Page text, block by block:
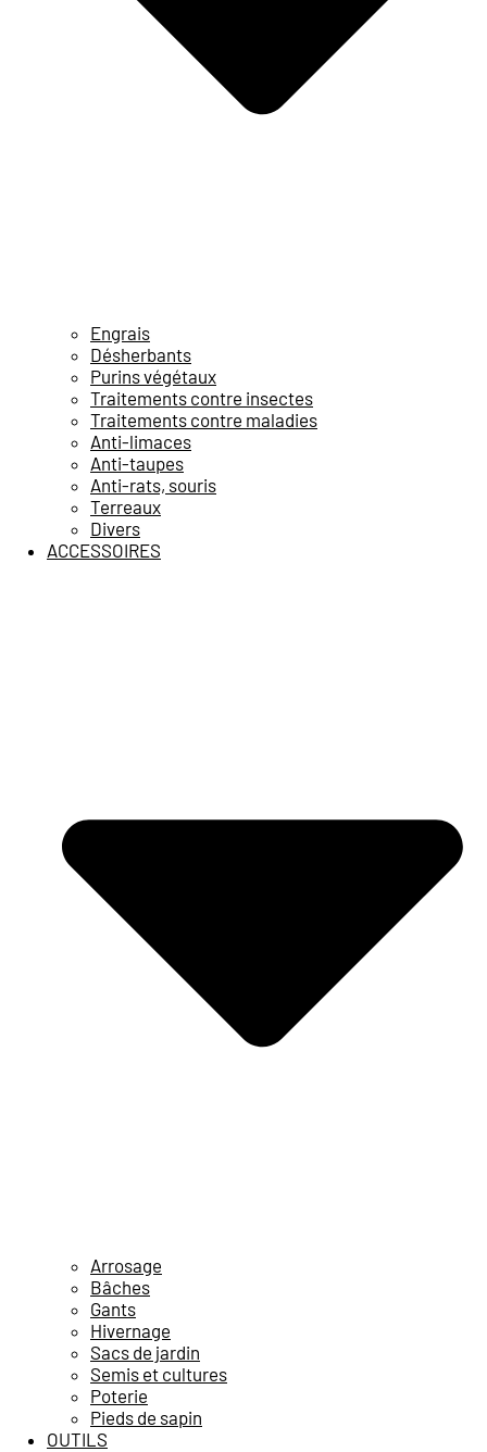
Engrais
Désherbants
Purins végétaux
Traitements contre insectes
Traitements contre maladies
Anti-limaces
Anti-taupes
Anti-rats, souris
Terreaux
Divers
ACCESSOIRES
Arrosage
Bâches
Gants
Hivernage
Sacs de jardin
Semis et cultures
Poterie
Pieds de sapin
OUTILS